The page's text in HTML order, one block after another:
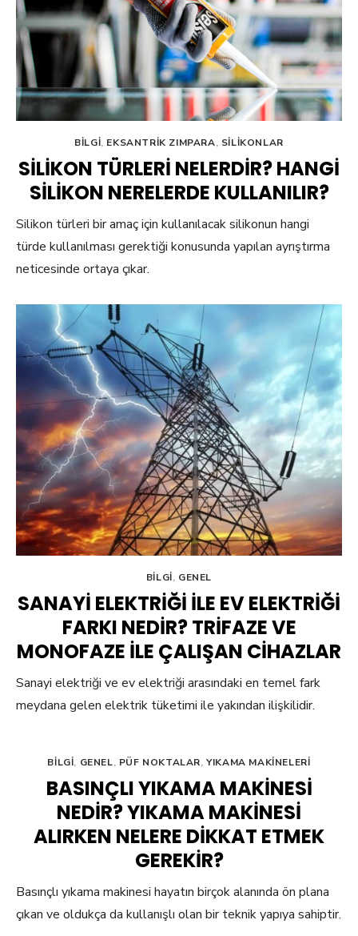
BILGI, EKSANTRIK ZIMPARA, SILIKONLAR
SILIKON TÜRLERI NELERDIR? HANGI
SILIKON NERELERDE KULLANILIR?
Silikon türleri bir amaç için kullanılacak silikonun hangi
türde kullanılması gerektiği konusunda yapılan ayrıştırma
neticesinde ortaya çıkar.
BILGI, GENEL
SANAYI ELEKTRIĞI ILE EV ELEKTRIĞI
FARKI NEDIR? TRIFAZE VE
MONOFAZE ILE ÇALIŞAN CIHAZLAR
Sanayi elektriği ve ev elektriği arasındaki en temel fark
meydana gelen elektrik tüketimi ile yakından ilişkilidir.
BILGI, GENEL, PÜF NOKTALAR,YIKAMA MAKINELERI
BASINÇLI YIKAMA MAKINESI
NEDIR? YIKAMA MAKINESI
ALIRKEN NELERE DIKKAT ETMEK
GEREKIR?
Basınçlı yıkama makinesi hayatın birçok alanında ön plana
çıkan ve oldukça da kullanışlı olan bir teknik yapıya sahiptir.